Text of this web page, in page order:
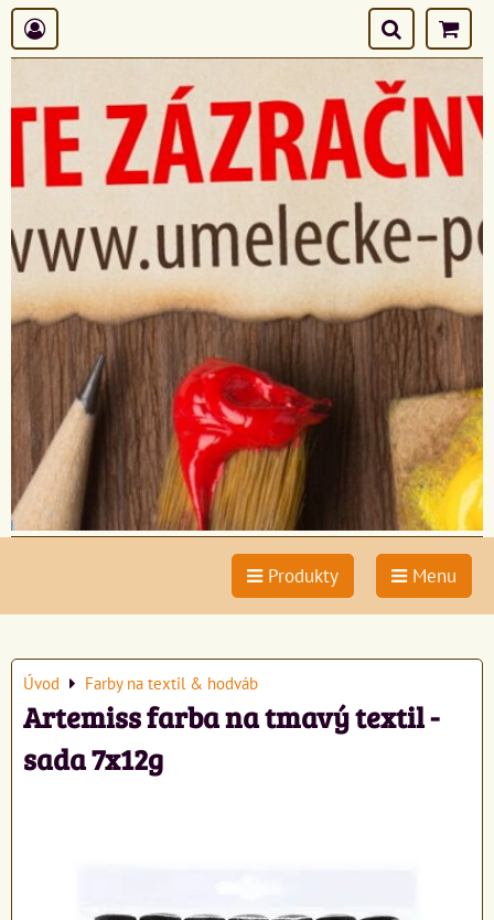
Produkty Menu
Úvod Farby na textil & hodváb
Artemiss farba na tmavý textil -
sada 7x12g